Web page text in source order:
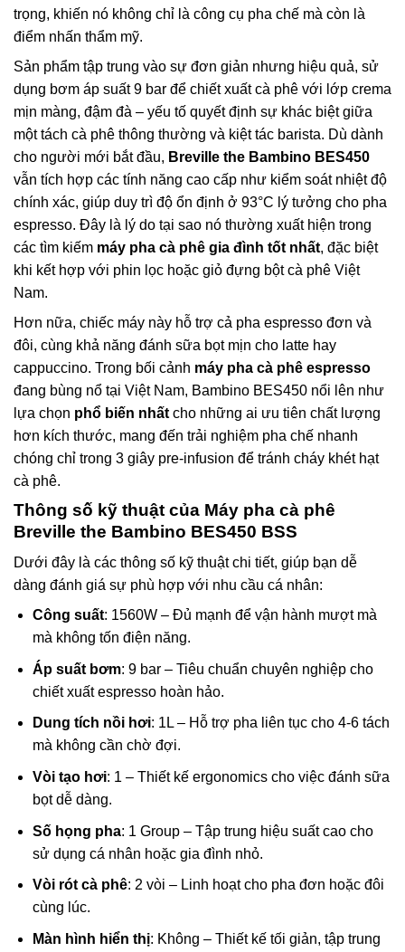
trọng, khiến nó không chỉ là công cụ pha chế mà còn là
điểm nhấn thẩm mỹ.
Sản phẩm tập trung vào sự đơn giản nhưng hiệu quả, sử
dụng bơm áp suất 9 bar để chiết xuất cà phê với lớp crema
mịn màng, đậm đà – yếu tố quyết định sự khác biệt giữa
một tách cà phê thông thường và kiệt tác barista. Dù dành
cho người mới bắt đầu, Breville the Bambino BES450
vẫn tích hợp các tính năng cao cấp như kiểm soát nhiệt độ
chính xác, giúp duy trì độ ổn định ở 93°C lý tưởng cho pha
espresso. Đây là lý do tại sao nó thường xuất hiện trong
các tìm kiếm máy pha cà phê gia đình tốt nhất, đặc biệt
khi kết hợp với phin lọc hoặc giỏ đựng bột cà phê Việt
Nam.
Hơn nữa, chiếc máy này hỗ trợ cả pha espresso đơn và
đôi, cùng khả năng đánh sữa bọt mịn cho latte hay
cappuccino. Trong bối cảnh máy pha cà phê espresso
đang bùng nổ tại Việt Nam, Bambino BES450 nổi lên như
lựa chọn phổ biến nhất cho những ai ưu tiên chất lượng
hơn kích thước, mang đến trải nghiệm pha chế nhanh
chóng chỉ trong 3 giây pre-infusion để tránh cháy khét hạt
cà phê.
Thông số kỹ thuật của Máy pha cà phê
Breville the Bambino BES450 BSS
Dưới đây là các thông số kỹ thuật chi tiết, giúp bạn dễ
dàng đánh giá sự phù hợp với nhu cầu cá nhân:
Công suất: 1560W – Đủ mạnh để vận hành mượt mà
mà không tốn điện năng.
Áp suất bơm: 9 bar – Tiêu chuẩn chuyên nghiệp cho
chiết xuất espresso hoàn hảo.
Dung tích nồi hơi: 1L – Hỗ trợ pha liên tục cho 4-6 tách
mà không cần chờ đợi.
Vòi tạo hơi: 1 – Thiết kế ergonomics cho việc đánh sữa
bọt dễ dàng.
Số họng pha: 1 Group – Tập trung hiệu suất cao cho
sử dụng cá nhân hoặc gia đình nhỏ.
Vòi rót cà phê: 2 vòi – Linh hoạt cho pha đơn hoặc đôi
cùng lúc.
Màn hình hiển thị: Không – Thiết kế tối giản, tập trung